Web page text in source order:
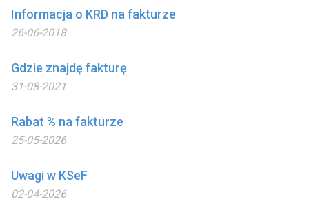
Informacja o KRD na fakturze
26-06-2018
Gdzie znajdę fakturę
31-08-2021
Rabat % na fakturze
25-05-2026
Uwagi w KSeF
02-04-2026